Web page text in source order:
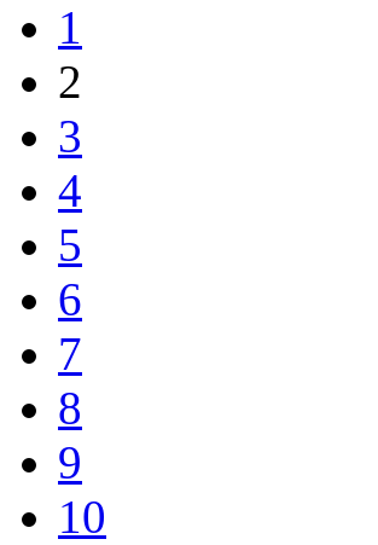
1
2
3
4
5
6
7
8
9
10